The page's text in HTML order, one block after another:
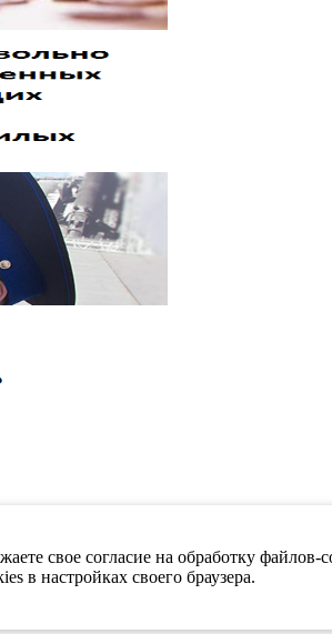
свое согласие на обработку файлов-
в настройках своего браузера.